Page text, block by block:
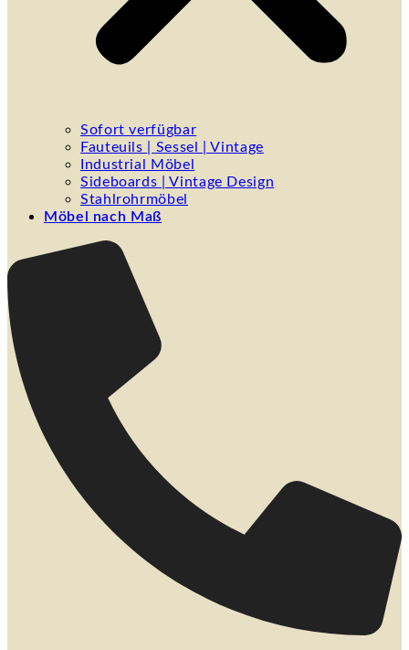
Sofort verfügbar
Fauteuils | Sessel | Vintage
Industrial Möbel
Sideboards | Vintage Design
Stahlrohrmöbel
Möbel nach Maß